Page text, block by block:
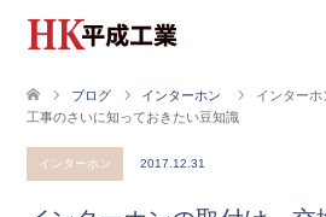
ブログ インターホン
インターホ
工事のさいに知っておきたい豆知識
インターホン 2017.12.31